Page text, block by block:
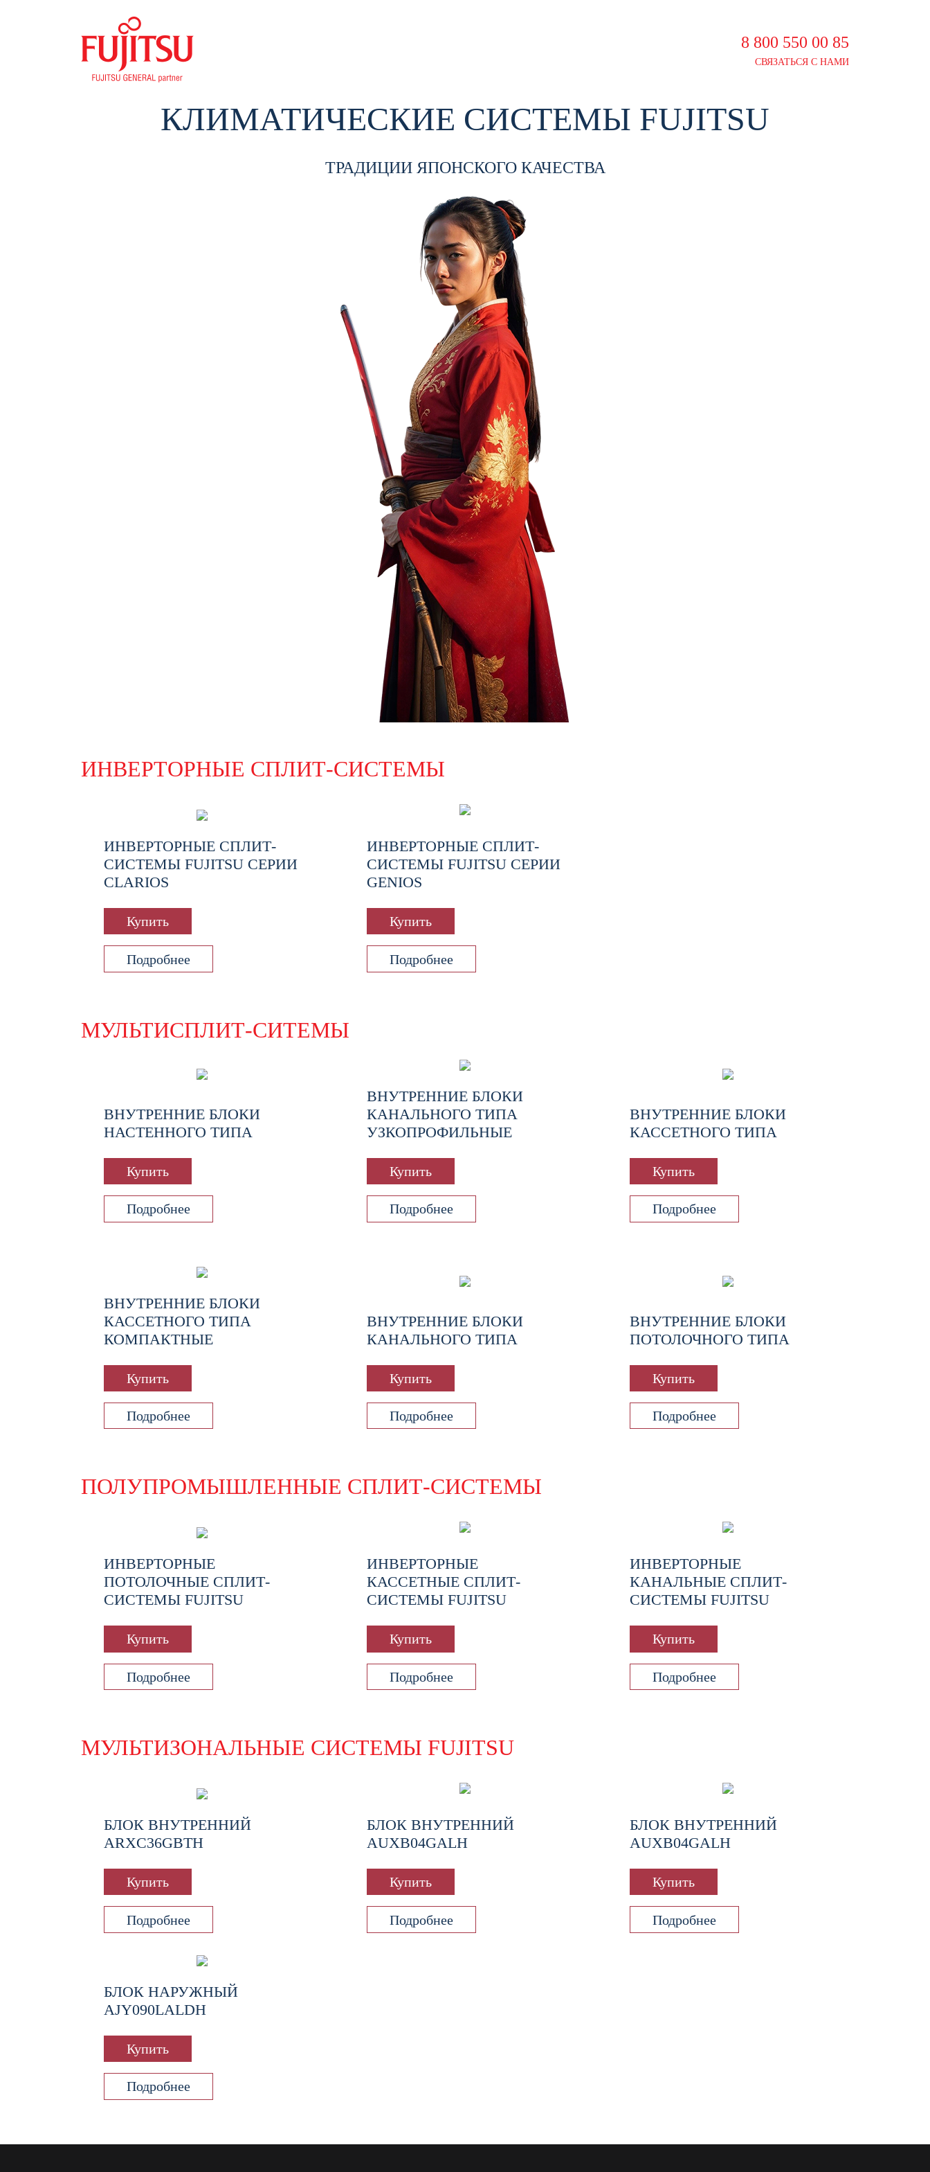
8 800 550 00 85
СВЯЗАТЬСЯ С НАМИ
КЛИМАТИЧЕСКИЕ СИСТЕМЫ FUJITSU
ТРАДИЦИИ ЯПОНСКОГО КАЧЕСТВА
ИНВЕРТОРНЫЕ СПЛИТ-СИСТЕМЫ
ИНВЕРТОРНЫЕ СПЛИТ-
СИСТЕМЫ FUJITSU СЕРИИ
CLARIOS
Купить
Подробнее
ИНВЕРТОРНЫЕ СПЛИТ-
СИСТЕМЫ FUJITSU СЕРИИ
GENIOS
Купить
Подробнее
МУЛЬТИСПЛИТ-СИТЕМЫ
ВНУТРЕННИЕ БЛОКИ
НАСТЕННОГО ТИПА
Купить
Подробнее
ВНУТРЕННИЕ БЛОКИ
КАНАЛЬНОГО ТИПА
УЗКОПРОФИЛЬНЫЕ
Купить
Подробнее
ВНУТРЕННИЕ БЛОКИ
КАССЕТНОГО ТИПА
Купить
Подробнее
ВНУТРЕННИЕ БЛОКИ
КАССЕТНОГО ТИПА
КОМПАКТНЫЕ
Купить
Подробнее
ВНУТРЕННИЕ БЛОКИ
КАНАЛЬНОГО ТИПА
Купить
Подробнее
ВНУТРЕННИЕ БЛОКИ
ПОТОЛОЧНОГО ТИПА
Купить
Подробнее
ПОЛУПРОМЫШЛЕННЫЕ СПЛИТ-СИСТЕМЫ
ИНВЕРТОРНЫЕ
ПОТОЛОЧНЫЕ СПЛИТ-
СИСТЕМЫ FUJITSU
Купить
Подробнее
ИНВЕРТОРНЫЕ
КАССЕТНЫЕ СПЛИТ-
СИСТЕМЫ FUJITSU
Купить
Подробнее
ИНВЕРТОРНЫЕ
КАНАЛЬНЫЕ СПЛИТ-
СИСТЕМЫ FUJITSU
Купить
Подробнее
МУЛЬТИЗОНАЛЬНЫЕ СИСТЕМЫ FUJITSU
БЛОК ВНУТРЕННИЙ
ARXC36GBTH
Купить
Подробнее
БЛОК ВНУТРЕННИЙ
AUXB04GALH
Купить
Подробнее
БЛОК ВНУТРЕННИЙ
AUXB04GALH
Купить
Подробнее
БЛОК НАРУЖНЫЙ
AJY090LALDH
Купить
Подробнее